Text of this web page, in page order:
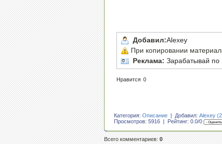
Добавил:Alexey
При копировании
Реклама: Зарабатывай по
Нравится 0
Категория: Описание | Добавил: Alexey
Просмотров: 5916 | Рейтинг: 0.0/0
Всего комментариев:0